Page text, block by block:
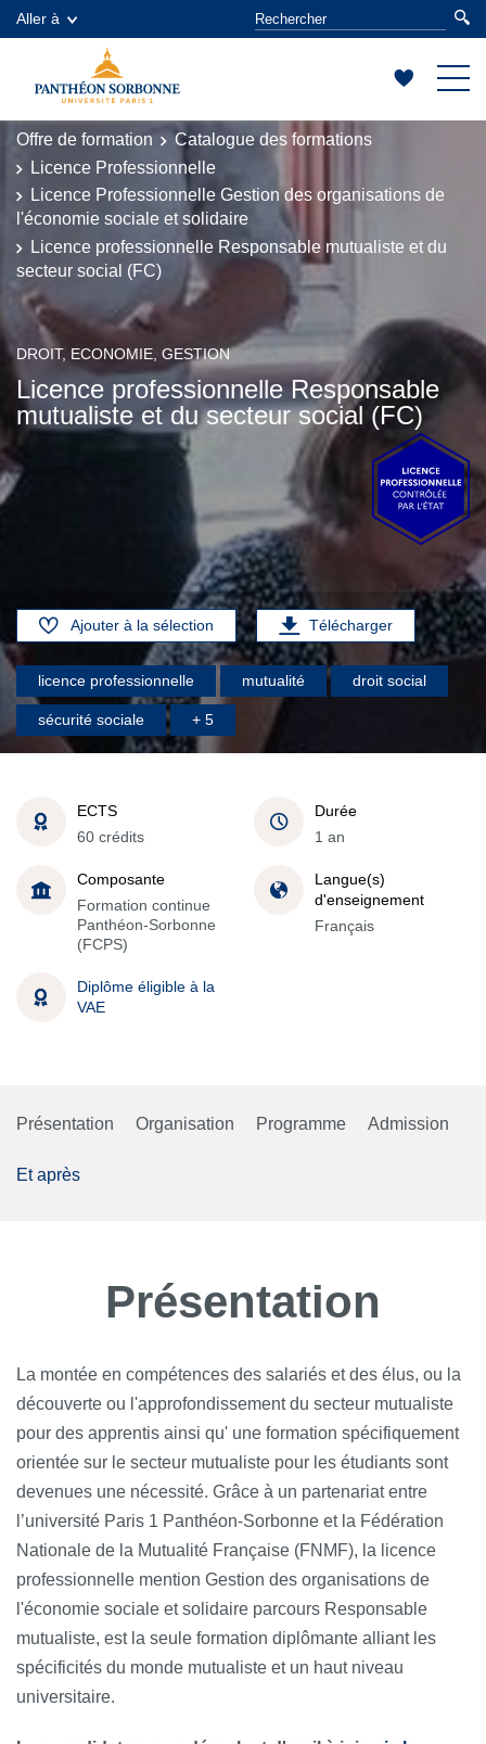
Aller à
Offre de formation
Catalogue des formations
Licence Professionnelle
Licence Professionnelle Gestion des organisations de
l'économie sociale et solidaire
Licence professionnelle Responsable mutualiste et du
secteur social (FC)
DROIT, ECONOMIE, GESTION
Licence professionnelle Responsable
mutualiste et du secteur social (FC)
Ajouter à la sélection Télécharger
licence professionnelle mutualité droit social
sécurité sociale + 5
ECTS
60 crédits
Durée
1 an
Composante
Formation continue
Panthéon-Sorbonne
(FCPS)
Langue(s)
d'enseignement
Français
Diplôme éligible à la
VAE
Présentation Organisation Programme Admission
Et après
Présentation
La montée en compétences des salariés et des élus, ou la
découverte ou l'approfondissement du secteur mutualiste
pour des apprentis ainsi qu' une formation spécifiquement
orientée sur le secteur mutualiste pour les étudiants sont
devenues une nécessité. Grâce à un partenariat entre
l’université Paris 1 Panthéon-Sorbonne et la Fédération
Nationale de la Mutualité Française (FNMF), la licence
professionnelle mention Gestion des organisations de
l'économie sociale et solidaire parcours Responsable
mutualiste, est la seule formation diplômante alliant les
spécificités du monde mutualiste et un haut niveau
universitaire.